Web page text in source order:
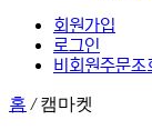
회원가입
로그인
비회원주문조
홈 /캠마켓